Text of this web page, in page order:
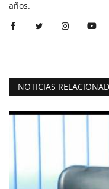
años.
NOTICIAS